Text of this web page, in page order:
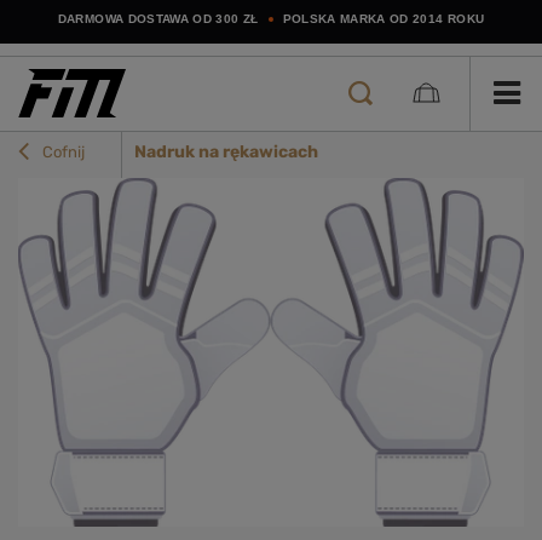
DARMOWA DOSTAWA OD 300 ZŁ POLSKA MARKA OD 2014 ROKU
Cofnij Nadruk na rękawicach